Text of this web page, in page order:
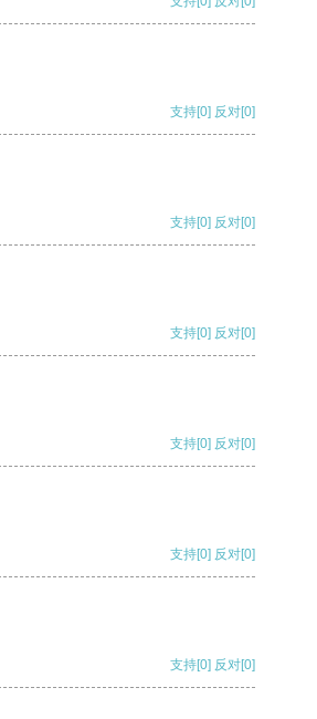
支持[0] 反对[0]
支持[0] 反对[0]
支持[0] 反对[0]
支持[0] 反对[0]
支持[0] 反对[0]
支持[0] 反对[0]